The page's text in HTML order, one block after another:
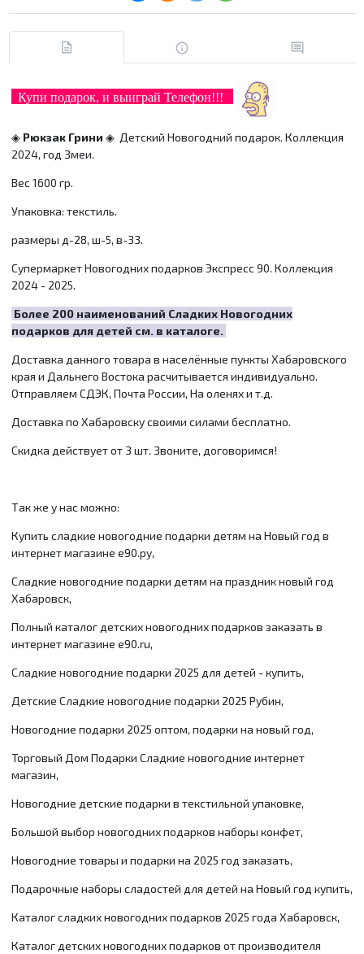
Купи подарок, и выиграй Телефон!!!
◈ Рюкзак Грини ◈ Детский Новогодний подарок. Коллекция
2024, год Змеи.
Вес 1600 гр.
Упаковка: текстиль.
размеры д-28, ш-5, в-33.
Супермаркет Новогодних подарков Экспресс 90. Коллекция
2024 - 2025.
Более 200 наименований Сладких Новогодних
подарков для детей см. в каталоге.
Доставка данного товара в населённые пункты Хабаровского
края и Дальнего Востока расчитывается индивидуально.
Отправляем СДЭК, Почта России, На оленях и т.д.
Доставка по Хабаровску своими силами бесплатно.
Скидка действует от 3 шт. Звоните, договоримся!
Так же у нас можно:
Купить сладкие новогодние подарки детям на Новый год в
интернет магазине е90.ру,
Сладкие новогодние подарки детям на праздник новый год
Хабаровск,
Полный каталог детских новогодних подарков заказать в
интернет магазине e90.ru,
Сладкие новогодние подарки 2025 для детей - купить,
Детские Сладкие новогодние подарки 2025 Рубин,
Новогодние подарки 2025 оптом, подарки на новый год,
Торговый Дом Подарки Сладкие новогодние интернет
магазин,
Новогодние детские подарки в текстильной упаковке,
Большой выбор новогодних подарков наборы конфет,
Новогодние товары и подарки на 2025 год заказать,
Подарочные наборы сладостей для детей на Новый год купить,
Каталог сладких новогодних подарков 2025 года Хабаровск,
Каталог детских новогодних подарков от производителя